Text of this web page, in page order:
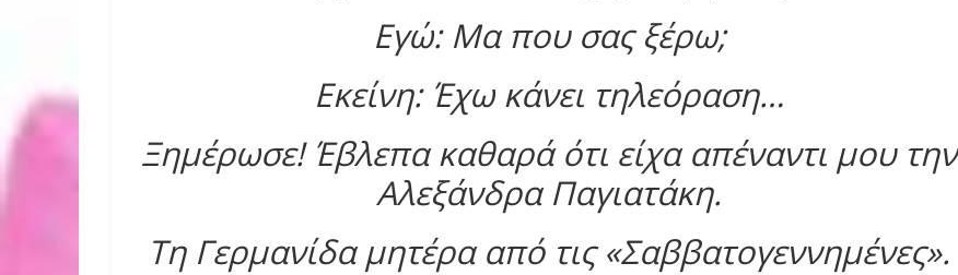
Εγώ: Μα που σας ξέρω;
Εκείνη: Έχω κάνει τηλεόραση…
Ξημέρωσε! Έβλεπα καθαρά ότι είχα απέναντι μου την
Αλεξάνδρα Παγιατάκη.
Τη Γερμανίδα μητέρα από τις «Σαββατογεννημένες».